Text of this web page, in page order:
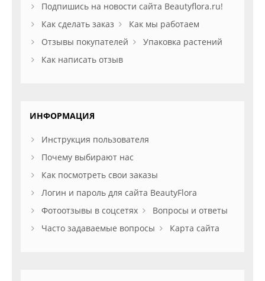
Подпишись на новости сайта Beautyflora.ru!
Как сделать заказ
Как мы работаем
Отзывы покупателей
Упаковка растений
Как написать отзыв
ИНФОРМАЦИЯ
Инструкция пользователя
Почему выбирают нас
Как посмотреть свои заказы
Логин и пароль для сайта BeautyFlora
Фотоотзывы в соцсетях
Вопросы и ответы
Часто задаваемые вопросы
Карта сайта